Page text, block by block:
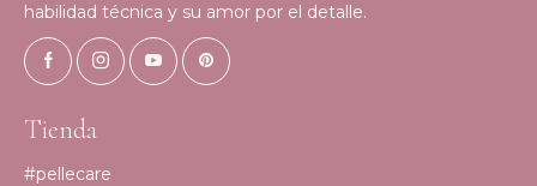
habilidad técnica y su amor por el detalle.
Tienda
#pellecare